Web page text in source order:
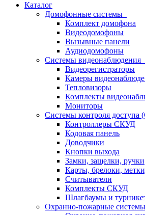
Каталог
Домофонные системы
Комплект домофона
Видеодомофоны
Вызывные панели
Аудиодомофоны
Системы видеонаблюдения
Видеорегистраторы
Камеры
Тепловизоры
Комплекты
Мониторы
Системы контроля
Контроллеры СКУД
Кодовая панель
Доводчики
Кнопки выхода
Замки, защелки, ручки
Карты, брелоки,
Считыватели
Комплекты СКУД
Шлагбаумы и
Охранно-пожарные системы